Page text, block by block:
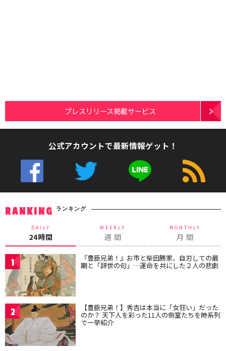
プレスリリース掲載サービス
公式アカウントで最新情報ゲット！
RANKING ランキング
DAILY
24時間
WEEKLY
週 間
MONTHLY
月 間
1 『豊臣兄弟！』お市と柴田勝家、自刃しての最
期と「辞世の句」…運命を共にした２人の悲劇
2 【豊臣兄弟！】秀吉は本当に「女狂い」だった
のか？ 天下人を彩った11人の側室たちを時系列
で一挙紹介